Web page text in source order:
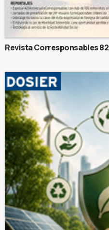
Revista Corresponsables 82